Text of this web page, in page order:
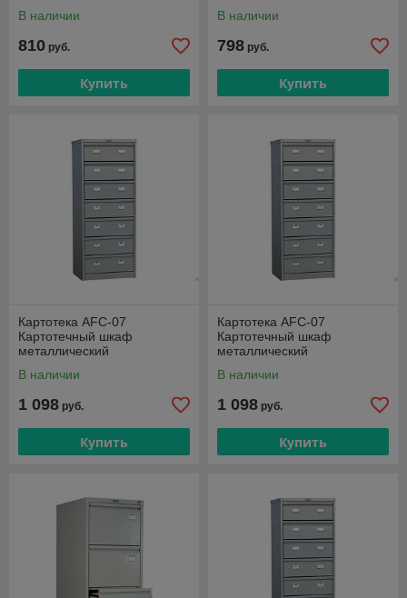
В наличии
810 руб.
Купить
В наличии
798 руб.
Купить
Картотека AFC-07
Картотечный шкаф
металлический
В наличии
1 098 руб.
Купить
Картотека AFC-07
Картотечный шкаф
металлический
В наличии
1 098 руб.
Купить